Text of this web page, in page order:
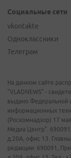
Социальные сети
vkontakte
Одноклассники
Телеграм
На данном сайте
"VLADNEWS" -
выдано Федеральной
информационных
(Роскомнадзор) 17
Медиа Центр".
д.20А, офис 13.
редакции: 690091,